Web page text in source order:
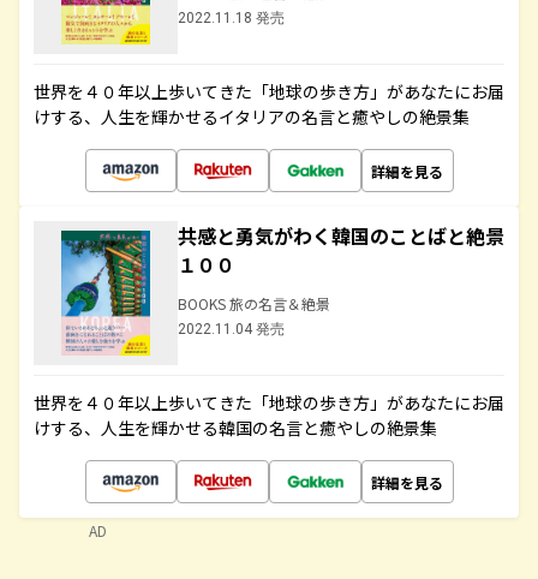
2022.11.18 発売
世界を４０年以上歩いてきた「地球の歩き方」があなたにお届
けする、人生を輝かせるイタリアの名言と癒やしの絶景集
詳細を見る
共感と勇気がわく韓国のことばと絶景
１００
BOOKS 旅の名言＆絶景
2022.11.04 発売
世界を４０年以上歩いてきた「地球の歩き方」があなたにお届
けする、人生を輝かせる韓国の名言と癒やしの絶景集
詳細を見る
AD